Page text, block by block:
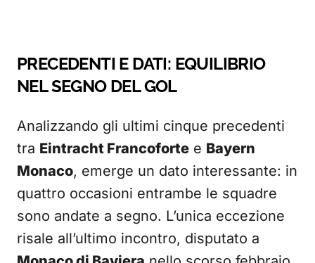
PRECEDENTI E DATI: EQUILIBRIO
NEL SEGNO DEL GOL
Analizzando gli ultimi cinque precedenti
tra Eintracht Francoforte e Bayern
Monaco, emerge un dato interessante: in
quattro occasioni entrambe le squadre
sono andate a segno. L’unica eccezione
risale all’ultimo incontro, disputato a